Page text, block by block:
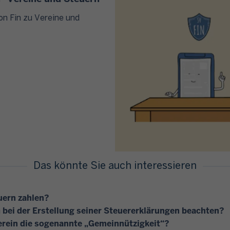
Fin zu Vereine und
Das könnte Sie auch interessieren
zahlen?
bei der Erstellung seiner Steuererklärungen beachten?
die sogenannte „Gemeinnützigkeit“?